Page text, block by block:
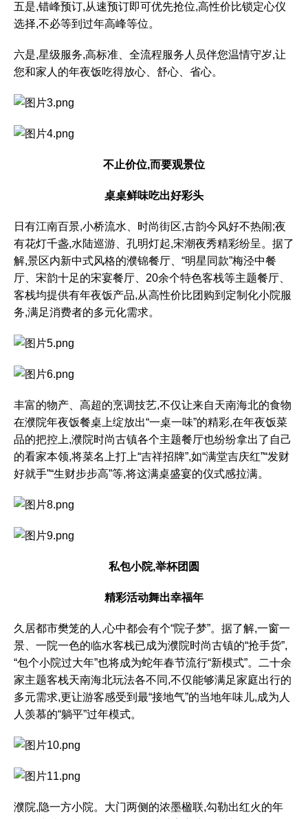
五是,错峰预订,从速预订即可优先抢位,高性价比锁定心仪
选择,不必等到过年高峰等位。
六是,星级服务,高标准、全流程服务人员伴您温情守岁,让
您和家人的年夜饭吃得放心、舒心、省心。
不止价位,而要观景位
桌桌鲜味吃出好彩头
日有江南百景,小桥流水、时尚街区,古韵今风好不热闹;夜
有花灯千盏,水陆巡游、孔明灯起,宋潮夜秀精彩纷呈。据了
解,景区内新中式风格的濮锦餐厅、“明星同款”梅泾中餐
厅、宋韵十足的宋宴餐厅、20余个特色客栈等主题餐厅、
客栈均提供有年夜饭产品,从高性价比团购到定制化小院服
务,满足消费者的多元化需求。
丰富的物产、高超的烹调技艺,不仅让来自天南海北的食物
在濮院年夜饭餐桌上绽放出“一桌一味”的精彩,在年夜饭菜
品的把控上,濮院时尚古镇各个主题餐厅也纷纷拿出了自己
的看家本领,将菜名上打上“吉祥招牌”,如“满堂吉庆红”“发财
好就手”“生财步步高”等,将这满桌盛宴的仪式感拉满。
私包小院,举杯团圆
精彩活动舞出幸福年
久居都市樊笼的人,心中都会有个“院子梦”。据了解,一窗一
景、一院一色的临水客栈已成为濮院时尚古镇的“抢手货”,
“包个小院过大年”也将成为蛇年春节流行“新模式”。二十余
家主题客栈天南海北玩法各不同,不仅能够满足家庭出行的
多元需求,更让游客感受到最“接地气”的当地年味儿,成为人
人羡慕的“躺平”过年模式。
濮院,隐一方小院。大门两侧的浓墨楹联,勾勒出红火的年